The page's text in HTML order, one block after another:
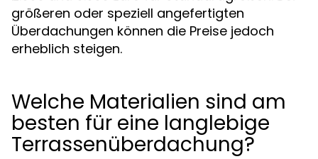
größeren oder speziell angefertigten
Überdachungen können die Preise jedoch
erheblich steigen.
Welche Materialien sind am
besten für eine langlebige
Terrassenüberdachung?